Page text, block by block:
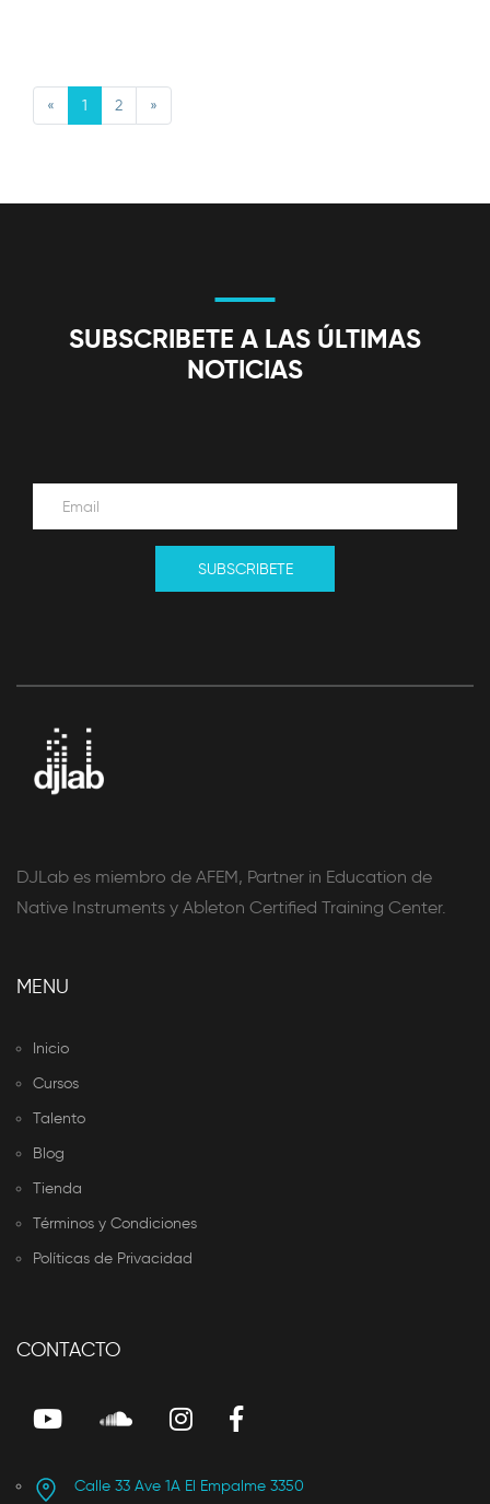
« Previous
1 2 »
SUBSCRIBETE A LAS ÚLTIMAS
NOTICIAS
SUBSCRIBETE
DJLab es miembro de AFEM, Partner in Education de
Native Instruments y Ableton Certified Training Center.
MENU
Inicio
Cursos
Talento
Blog
Tienda
Términos y Condiciones
Políticas de Privacidad
CONTACTO
Calle 33 Ave 1A El Empalme 3350